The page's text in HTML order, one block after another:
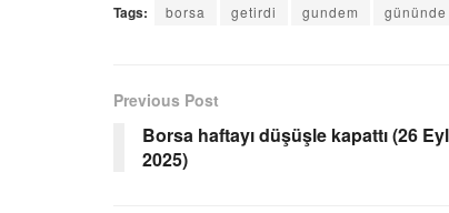
Tags: borsa getirdi gundem gününde
Previous Post
Borsa haftayı düşüşle kapattı (26
2025)